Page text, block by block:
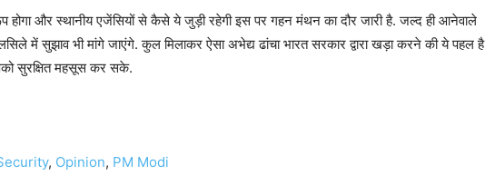
होगा और स्थानीय एजेंसियों से कैसे ये जुड़ी रहेगी इस पर गहन मंथन का दौर जारी है. जल्द ही आनेवाले
में सुझाव भी मांगे जाएंगे. कुल मिलाकर ऐसा अभेद्य ढांचा भारत सरकार द्वारा खड़ा करने की ये पहल है
सुरक्षित महसूस कर सके.
, Opinion, PM Modi